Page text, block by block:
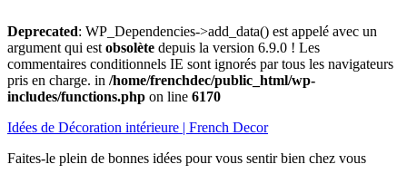
Deprecated: WP_Dependencies->add_data() est appelé avec un
argument qui est obsolète depuis la version 6.9.0 ! Les
commentaires conditionnels IE sont ignorés par tous les navigateurs
pris en charge. in /home/frenchdec/public_html/wp-
includes/functions.php on line 6170
au
Idées de Décoration intérieure | French Decor
Faites-le plein de bonnes idées pour vous sentir bien chez vous